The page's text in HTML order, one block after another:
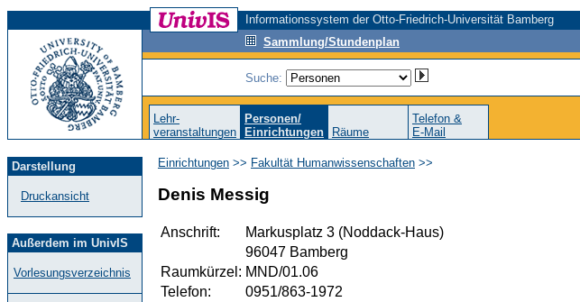
Informationssystem der Otto-Friedrich-Universität Bamberg
Sammlung/Stundenplan
Suche:
Lehr-
veranstaltungen
Personen/
Einrichtungen
Räume
Telefon &
E-Mail
Darstellung
Druckansicht
Außerdem im UnivIS
Vorlesungsverzeichnis
Einrichtungen >> Fakultät Humanwissenschaften >>
Denis Messig
Anschrift:
Markusplatz 3 (Noddack-Haus)
96047 Bamberg
Raumkürzel: MND/01.06
Telefon:
0951/863-1972